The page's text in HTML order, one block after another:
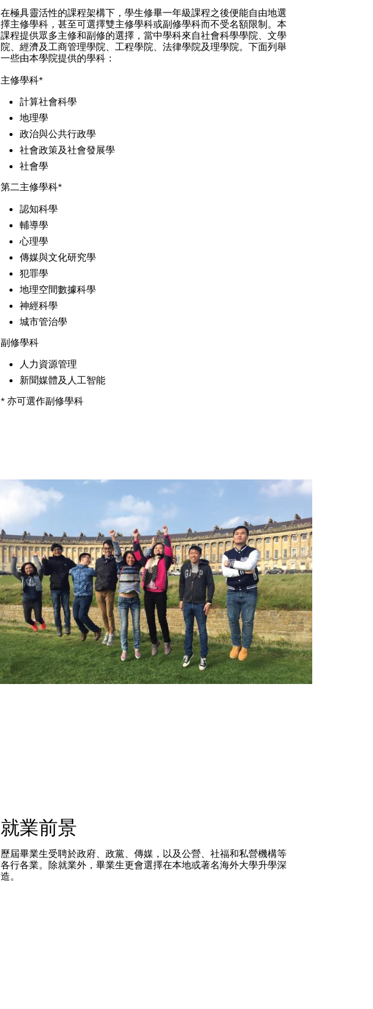
在極具靈活性的課程架構下，學生修畢一年級課程之後便能自由地選
擇主修學科，甚至可選擇雙主修學科或副修學科而不受名額限制。本
課程提供眾多主修和副修的選擇，當中學科來自社會科學學院、文學
院、經濟及工商管理學院、工程學院、法律學院及理學院。下面列舉
一些由本學院提供的學科：
主修學科*
計算社會科學
地理學
政治與公共行政學
社會政策及社會發展學
社會學
第二主修學科*
認知科學
輔導學
心理學
傳媒與文化研究學
犯罪學
地理空間數據科學
神經科學
城市管治學
副修學科
人力資源管理
新聞媒體及人工智能
* 亦可選作副修學科
就業前景
歷屆畢業生受聘於政府、政黨、傳媒，以及公營、社福和私營機構等
各行各業。除就業外，畢業生更會選擇在本地或著名海外大學升學深
造。